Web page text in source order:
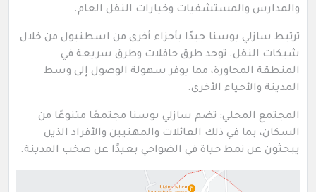
والمدارس والمستشفيات وخيارات النقل العام.
ترتبط سازلي بوسنا جيدًا بأجزاء أخرى من اسطنبول من خلال
شبكات النقل. توجد طرق حافلات وطرق سريعة في
المنطقة المجاورة، مما يوفر سهولة الوصول إلى وسط
المدينة والأحياء الأخرى.
المجتمع المحلي: تضم سازلي بوسنا مجتمعًا متنوعًا من
السكان، بما في ذلك العائلات والمهنيين والأفراد الذين
يبحثون عن نمط حياة في الضواحي بعيدًا عن صخب المدينة.